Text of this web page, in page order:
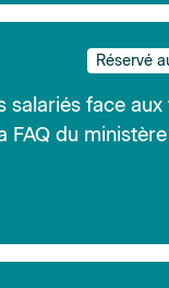
Réservé
salariés face aux
FAQ du ministère